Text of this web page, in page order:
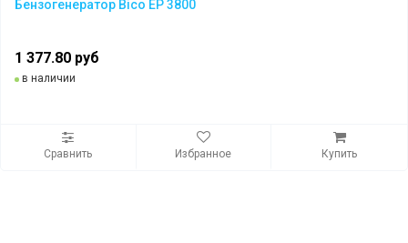
Бензогенератор Bico EP 3800
1 377.80 руб
в наличии
Сравнить Избранное Купить